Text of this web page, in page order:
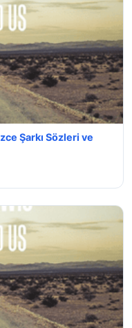
Şarkı Sözleri ve